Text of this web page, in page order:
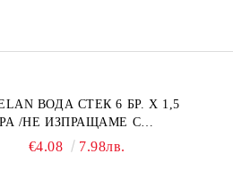
ВОДА СТЕК 6 БР. Х 1,5
/НЕ ИЗПРАЩАМЕ С
€4.08 7.98лв.